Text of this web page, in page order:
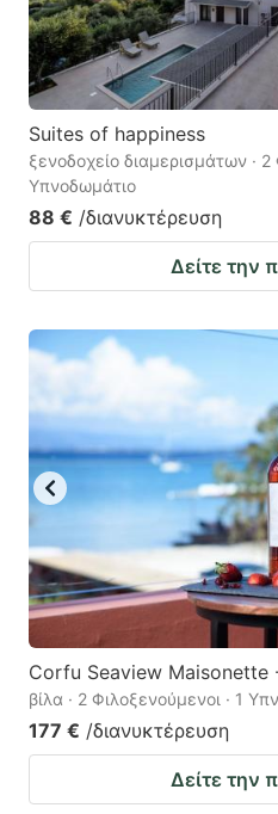
Suites of happiness
ξενοδοχείο διαμερισμάτων · 2
Υπνοδωμάτιο
88 € /διανυκτέρευση
Δείτε την
Corfu Seaview Maisonette
βίλα · 2 Φιλοξενούμενοι · 1
177 € /διανυκτέρευση
Δείτε την